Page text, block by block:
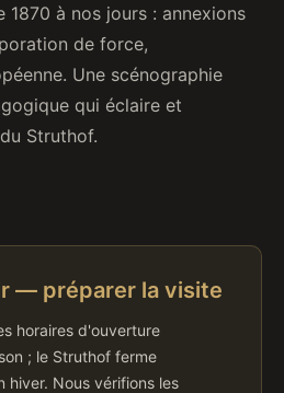
1870 à nos jours : annexions
de force,
Une scénographie
qui éclaire et
Struthof.
— préparer la visite
horaires d'ouverture
; le Struthof ferme
hiver. Nous vérifions les